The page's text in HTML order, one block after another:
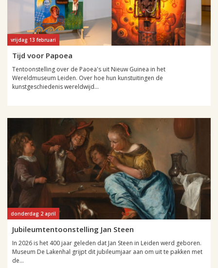
vrijdag 13 februari
Tijd voor Papoea
Tentoonstelling over de Paoea's uit Nieuw Guinea in het
Wereldmuseum Leiden. Over hoe hun kunstuitingen de
kunstgeschiedenis wereldwijd...
donderdag 2 april
Jubileumtentoonstelling Jan Steen
In 2026 is het 400 jaar geleden dat Jan Steen in Leiden werd geboren.
Museum De Lakenhal grijpt dit jubileumjaar aan om uit te pakken met
de...